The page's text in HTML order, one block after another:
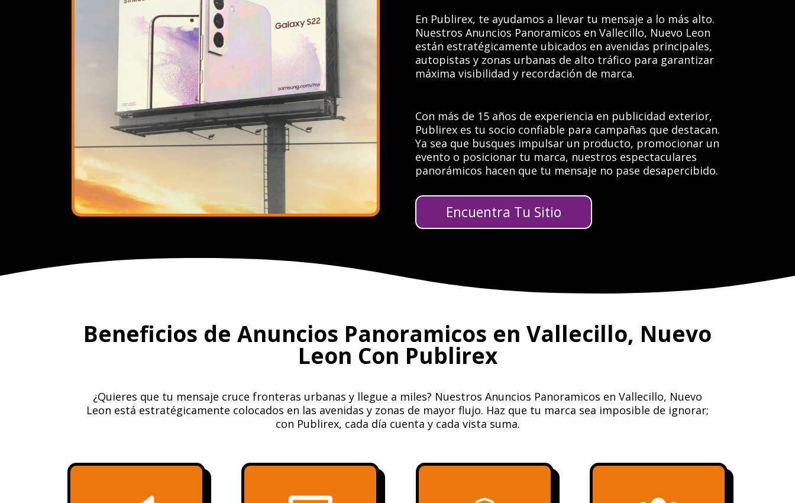
En Publirex, te ayudamos a llevar tu mensaje a lo más alto.
Nuestros Anuncios Panoramicos en Vallecillo, Nuevo Leon
están estratégicamente ubicados en avenidas principales,
autopistas y zonas urbanas de alto tráfico para garantizar
máxima visibilidad y recordación de marca.
Con más de 15 años de experiencia en publicidad exterior,
Publirex es tu socio confiable para campañas que destacan.
Ya sea que busques impulsar un producto, promocionar un
evento o posicionar tu marca, nuestros espectaculares
panorámicos hacen que tu mensaje no pase desapercibido.
Encuentra Tu Sitio
Beneficios de Anuncios Panoramicos en Vallecillo, Nuevo
Leon Con Publirex
¿Quieres que tu mensaje cruce fronteras urbanas y llegue a miles? Nuestros Anuncios Panoramicos en Vallecillo, Nuevo
Leon está estratégicamente colocados en las avenidas y zonas de mayor flujo. Haz que tu marca sea imposible de ignorar;
con Publirex, cada día cuenta y cada vista suma.